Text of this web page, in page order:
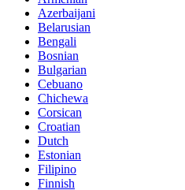
Azerbaijani
Belarusian
Bengali
Bosnian
Bulgarian
Cebuano
Chichewa
Corsican
Croatian
Dutch
Estonian
Filipino
Finnish